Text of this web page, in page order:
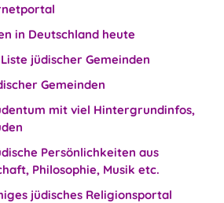
in Deutschland heute
jüdischer Gemeinden
Gemeinden
mit viel Hintergrundinfos,
Persönlichkeiten aus
Philosophie, Musik etc.
jüdisches Religionsportal